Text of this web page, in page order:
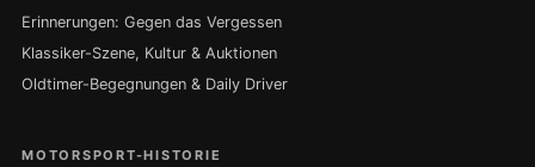
Erinnerungen: Gegen das Vergessen
Klassiker-Szene, Kultur & Auktionen
Oldtimer-Begegnungen & Daily Driver
MOTORSPORT-HISTORIE